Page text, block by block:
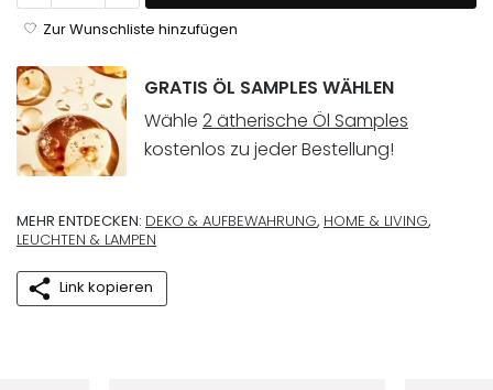
Zur Wunschliste hinzufügen
GRATIS ÖL SAMPLES WÄHLEN
Wähle 2 ätherische Öl Samples
kostenlos zu jeder Bestellung!
MEHR ENTDECKEN: DEKO & AUFBEWAHRUNG, HOME & LIVING,
LEUCHTEN & LAMPEN
Link kopieren